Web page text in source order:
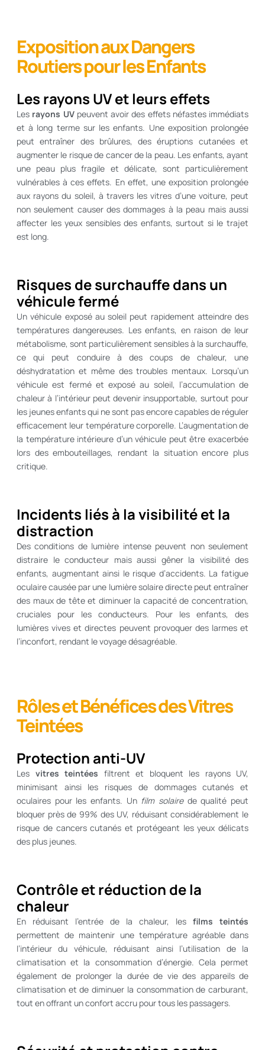
Exposition aux Dangers
Routiers pour les Enfants
Les rayons UV et leurs effets
Les rayons UVpeuvent avoir des effets néfastes immédiats
et à long terme sur les enfants. Une exposition prolongée
peut entraîner des brûlures, des éruptions cutanées et
augmenter le risque de cancer de la peau. Les enfants, ayant
une peau plus fragile et délicate, sont particulièrement
vulnérables à ces effets. En effet, une exposition prolongée
aux rayons du soleil, à travers les vitres d’une voiture, peut
non seulement causer des dommages à la peau mais aussi
affecter les yeux sensibles des enfants, surtout si le trajet
est long.
Risques de surchauffe dans un
véhicule fermé
Un véhicule exposé au soleil peut rapidement atteindre des
températures dangereuses. Les enfants, en raison de leur
métabolisme, sont particulièrement sensibles à la surchauffe,
ce qui peut conduire à des coups de chaleur, une
déshydratation et même des troubles mentaux. Lorsqu’un
véhicule est fermé et exposé au soleil, l’accumulation de
chaleur à l’intérieur peut devenir insupportable, surtout pour
les jeunes enfants qui ne sont pas encore capables de réguler
efficacement leur température corporelle. L’augmentation de
la température intérieure d’un véhicule peut être exacerbée
lors des embouteillages, rendant la situation encore plus
critique.
Incidents liés à la visibilité et la
distraction
Des conditions de lumière intense peuvent non seulement
distraire le conducteur mais aussi gêner la visibilité des
enfants, augmentant ainsi le risque d’accidents. La fatigue
oculaire causée par une lumière solaire directe peut entraîner
des maux de tête et diminuer la capacité de concentration,
cruciales pour les conducteurs. Pour les enfants, des
lumières vives et directes peuvent provoquer des larmes et
l’inconfort, rendant le voyage désagréable.
Rôles et Bénéfices des Vitres
Teintées
Protection anti-UV
Les vitres teintées filtrent et bloquent les rayons UV,
minimisant ainsi les risques de dommages cutanés et
oculaires pour les enfants. Un film solairede qualité peut
bloquer près de 99% des UV, réduisant considérablement le
risque de cancers cutanés et protégeant les yeux délicats
des plus jeunes.
Contrôle et réduction de la
chaleur
En réduisant l’entrée de la chaleur, les films teintés
permettent de maintenir une température agréable dans
l’intérieur du véhicule, réduisant ainsi l’utilisation de la
climatisation et la consommation d’énergie. Cela permet
également de prolonger la durée de vie des appareils de
climatisation et de diminuer la consommation de carburant,
tout en offrant un confort accru pour tous les passagers.